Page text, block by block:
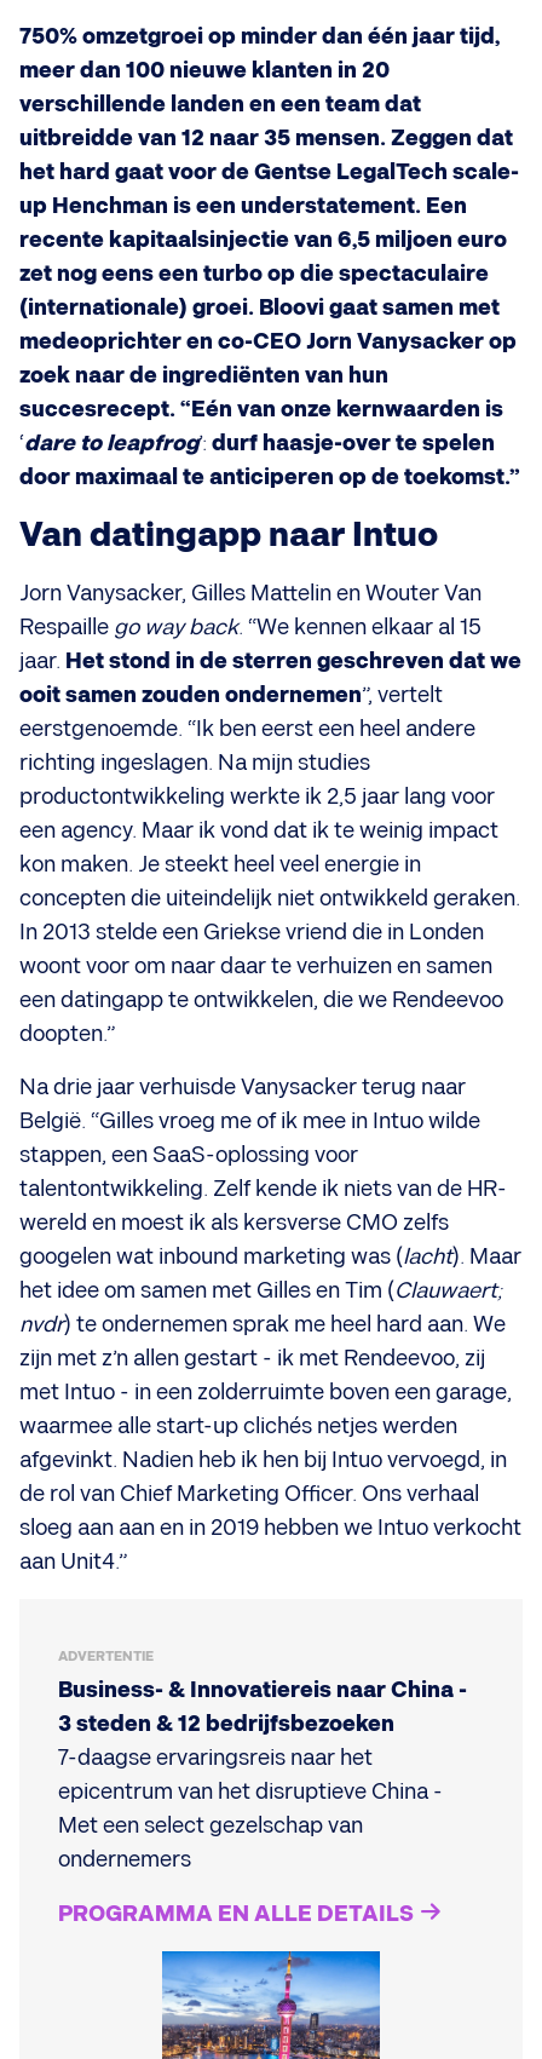
750% omzetgroei op minder dan één jaar tijd,
meer dan 100 nieuwe klanten in 20
verschillende landen en een team dat
uitbreidde van 12 naar 35 mensen. Zeggen dat
het hard gaat voor de Gentse LegalTech scale-
up Henchman is een understatement. Een
recente kapitaalsinjectie van 6,5 miljoen euro
zet nog eens een turbo op die spectaculaire
(internationale) groei. Bloovi gaat samen met
medeoprichter en co-CEO Jorn Vanysacker op
zoek naar de ingrediënten van hun
succesrecept. “Eén van onze kernwaarden is
‘dare to leapfrog’: durf haasje-over te spelen
door maximaal te anticiperen op de toekomst.”
Van datingapp naar Intuo
Jorn Vanysacker, Gilles Mattelin en Wouter Van
Respaille go way back. “We kennen elkaar al 15
jaar. Het stond in de sterren geschreven dat we
ooit samen zouden ondernemen”, vertelt
eerstgenoemde. “Ik ben eerst een heel andere
richting ingeslagen. Na mijn studies
productontwikkeling werkte ik 2,5 jaar lang voor
een agency. Maar ik vond dat ik te weinig impact
kon maken. Je steekt heel veel energie in
concepten die uiteindelijk niet ontwikkeld geraken.
In 2013 stelde een Griekse vriend die in Londen
woont voor om naar daar te verhuizen en samen
een datingapp te ontwikkelen, die we Rendeevoo
doopten.”
Na drie jaar verhuisde Vanysacker terug naar
België. “Gilles vroeg me of ik mee in Intuo wilde
stappen, een SaaS-oplossing voor
talentontwikkeling. Zelf kende ik niets van de HR-
wereld en moest ik als kersverse CMO zelfs
googelen wat inbound marketing was (lacht). Maar
het idee om samen met Gilles en Tim (Clauwaert;
nvdr) te ondernemen sprak me heel hard aan. We
zijn met z’n allen gestart - ik met Rendeevoo, zij
met Intuo - in een zolderruimte boven een garage,
waarmee alle start-up clichés netjes werden
afgevinkt. Nadien heb ik hen bij Intuo vervoegd, in
de rol van Chief Marketing Officer. Ons verhaal
sloeg aan aan en in 2019 hebben we Intuo verkocht
aan Unit4.”
ADVERTENTIE
Business- & Innovatiereis naar China -
3 steden & 12 bedrijfsbezoeken
7-daagse ervaringsreis naar het
epicentrum van het disruptieve China -
Met een select gezelschap van
ondernemers
PROGRAMMA EN ALLE DETAILS